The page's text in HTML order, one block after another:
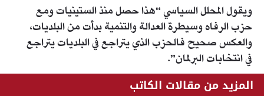
ويقول المحلل السياسي “هذا حصل منذ الستينيات ومع
حزب الرفاه وسيطرة العدالة والتنمية بدأت من البلديات،
والعكس صحيح فالحزب الذي يتراجع في البلديات يتراجع
في انتخابات البرلمان”.
المزيد من مقالات الكاتب